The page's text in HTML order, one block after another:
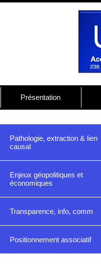
Présentation
Pathologie, extraction & lien
causal
Enjeux géopolitiques et
économiques
Transparence, info, comm
Positionnement associatif